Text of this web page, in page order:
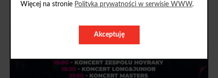
Więcej na stronie Polityka prywatności w serwisie WWW.
Akceptuję